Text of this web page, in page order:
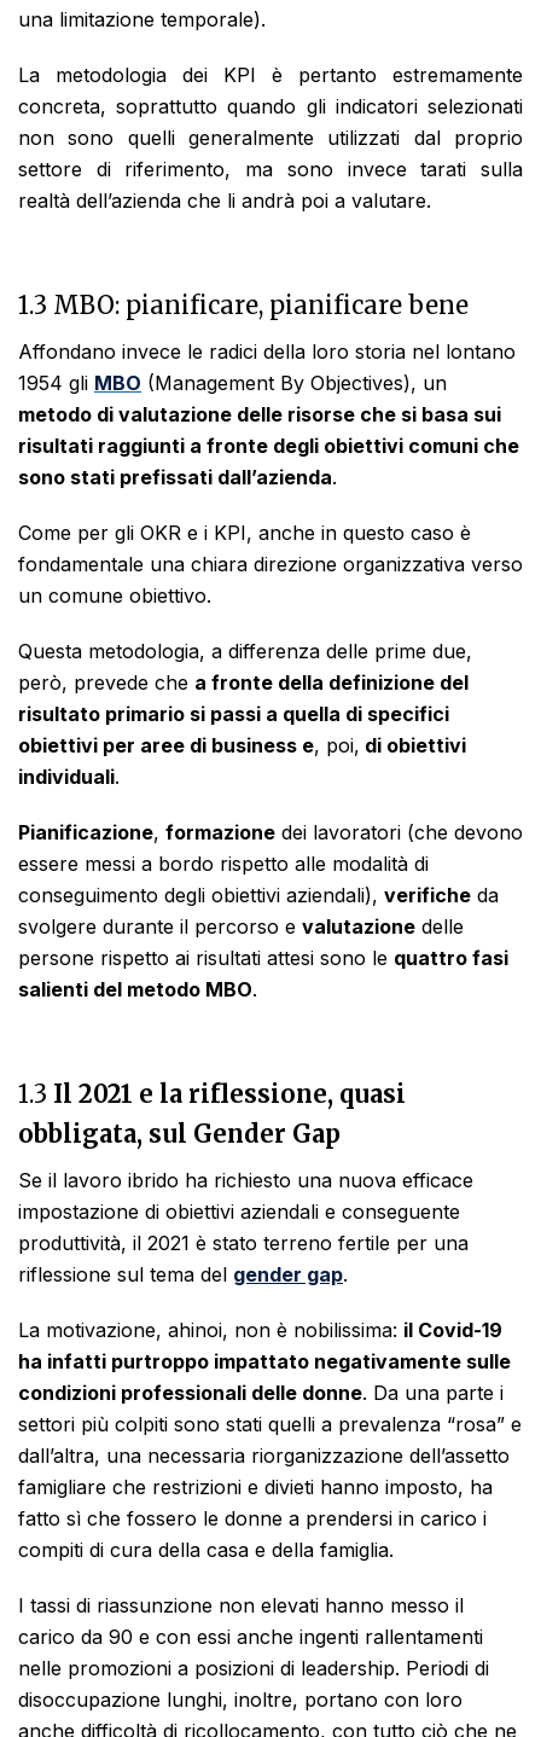
una limitazione temporale).
La metodologia dei KPI è pertanto estremamente
concreta, soprattutto quando gli indicatori selezionati
non sono quelli generalmente utilizzati dal proprio
settore di riferimento, ma sono invece tarati sulla
realtà dell’azienda che li andrà poi a valutare.
1.3 MBO: pianificare, pianificare bene
Affondano invece le radici della loro storia nel lontano
1954 gli MBO (Management By Objectives), un
metodo di valutazione delle risorse che si basa sui
risultati raggiunti a fronte degli obiettivi comuni che
sono stati prefissati dall’azienda.
Come per gli OKR e i KPI, anche in questo caso è
fondamentale una chiara direzione organizzativa verso
un comune obiettivo.
Questa metodologia, a differenza delle prime due,
però, prevede che a fronte della definizione del
risultato primario si passi a quella di specifici
obiettivi per aree di business e, poi, di obiettivi
individuali.
Pianificazione, formazione dei lavoratori (che devono
essere messi a bordo rispetto alle modalità di
conseguimento degli obiettivi aziendali), verifiche da
svolgere durante il percorso e valutazione delle
persone rispetto ai risultati attesi sono le quattro fasi
salienti del metodo MBO.
1.3 Il 2021 e la riflessione, quasi
obbligata, sul Gender Gap
Se il lavoro ibrido ha richiesto una nuova efficace
impostazione di obiettivi aziendali e conseguente
produttività, il 2021 è stato terreno fertile per una
riflessione sul tema del gender gap.
La motivazione, ahinoi, non è nobilissima: il Covid-19
ha infatti purtroppo impattato negativamente sulle
condizioni professionali delle donne. Da una parte i
settori più colpiti sono stati quelli a prevalenza “rosa” e
dall’altra, una necessaria riorganizzazione dell’assetto
famigliare che restrizioni e divieti hanno imposto, ha
fatto sì che fossero le donne a prendersi in carico i
compiti di cura della casa e della famiglia.
I tassi di riassunzione non elevati hanno messo il
carico da 90 e con essi anche ingenti rallentamenti
nelle promozioni a posizioni di leadership. Periodi di
disoccupazione lunghi, inoltre, portano con loro
anche difficoltà di ricollocamento, con tutto ciò che ne